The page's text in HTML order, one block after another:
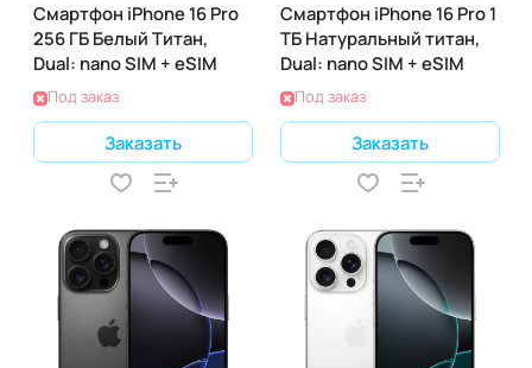
Смартфон iPhone 16 Pro
256 ГБ Белый Титан,
Dual: nano SIM + eSIM
Под заказ
Заказать
Смартфон iPhone 16 Pro 1
ТБ Натуральный титан,
Dual: nano SIM + eSIM
Под заказ
Заказать